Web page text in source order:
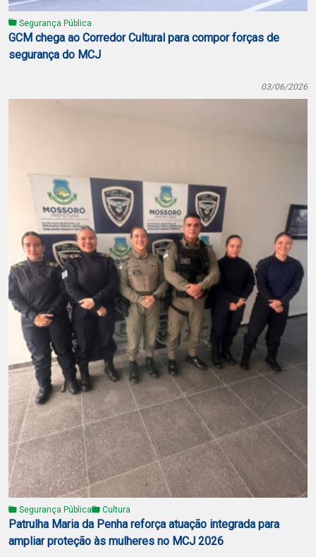
Segurança Pública
GCM chega ao Corredor Cultural para compor forças de
segurança do MCJ
03/06/2026
Segurança Pública Cultura
Patrulha Maria da Penha reforça atuação integrada para
ampliar proteção às mulheres no MCJ 2026